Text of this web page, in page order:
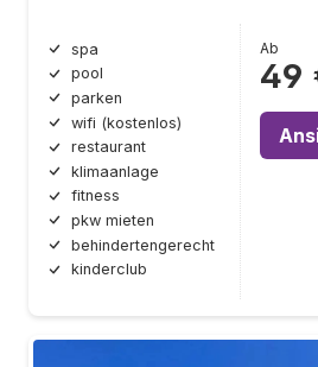
spa
pool
parken
wifi (kostenlos)
restaurant
klimaanlage
fitness
pkw mieten
behindertengerecht
kinderclub
Ab
49